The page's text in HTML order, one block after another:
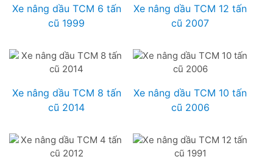
Xe nâng dầu TCM 6 tấn
cũ 1999
Xe nâng dầu TCM 12 tấn
cũ 2007
Xe nâng dầu TCM 8 tấn
cũ 2014
Xe nâng dầu TCM 10 tấn
cũ 2006